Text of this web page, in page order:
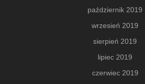
październik 2019
wrzesień 2019
sierpień 2019
lipiec 2019
czerwiec 2019